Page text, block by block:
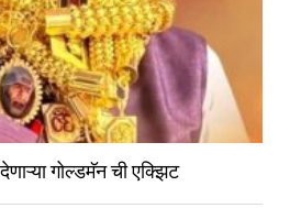
गोल्डमॅन ची एक्झिट